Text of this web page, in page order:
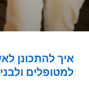
איך להתכונן
למטופלים